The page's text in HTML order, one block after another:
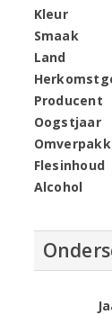
Kleur
Smaak
Land
Producent
Oogstjaar
Flesinhoud
Alcohol